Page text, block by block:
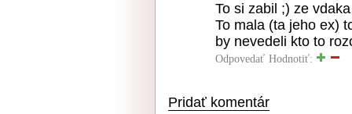
To si zabil ;) ze
To mala (ta jeho ex)
by nevedeli kto to
Odpovedať Hodnotiť:
Pridať komentár